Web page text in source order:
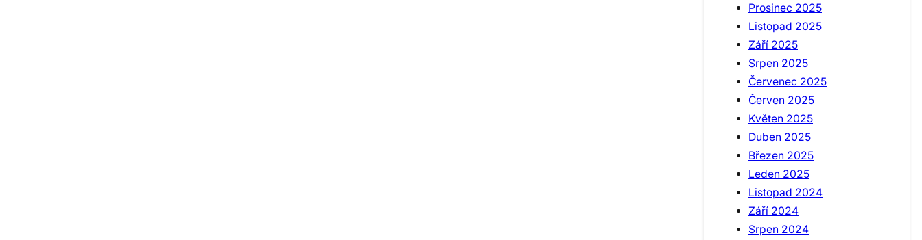
Prosinec 2025
Listopad 2025
Září 2025
Srpen 2025
Červenec 2025
Červen 2025
Květen 2025
Duben 2025
Březen 2025
Leden 2025
Listopad 2024
Září 2024
Srpen 2024